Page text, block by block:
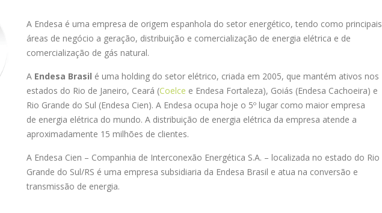
A Endesa é uma empresa de origem espanhola do setor energético, tendo como principais
áreas de negócio a geração, distribuição e comercialização de energia elétrica e de
comercialização de gás natural.
A Endesa Brasil é uma holding do setor elétrico, criada em 2005, que mantém ativos nos
estados do Rio de Janeiro, Ceará (Coelce e Endesa Fortaleza), Goiás (Endesa Cachoeira) e
Rio Grande do Sul (Endesa Cien). A Endesa ocupa hoje o 5º lugar como maior empresa
de energia elétrica do mundo. A distribuição de energia elétrica da empresa atende a
aproximadamente 15 milhões de clientes.
A Endesa Cien – Companhia de Interconexão Energética S.A. – localizada no estado do Rio
Grande do Sul/RS é uma empresa subsidiaria da Endesa Brasil e atua na conversão e
transmissão de energia.